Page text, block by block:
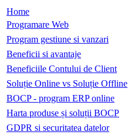
Home
Programare Web
Program gestiune si vanzari
Beneficii si avantaje
Beneficiile Contului de Client
Soluție Online vs Soluție Offline
BOCP - program ERP online
Harta produse și soluții BOCP
GDPR si securitatea datelor